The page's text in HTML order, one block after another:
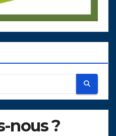
nous ?